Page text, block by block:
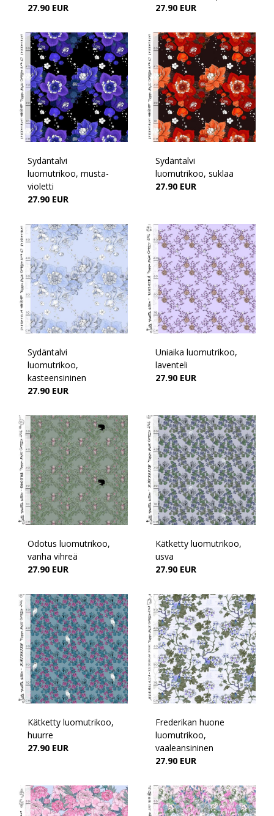
27.90 EUR
27.90 EUR
Sydäntalvi
luomutrikoo, musta-
violetti
27.90 EUR
Sydäntalvi
luomutrikoo, suklaa
27.90 EUR
Sydäntalvi
luomutrikoo,
kasteensininen
27.90 EUR
Uniaika luomutrikoo,
laventeli
27.90 EUR
Odotus luomutrikoo,
vanha vihreä
27.90 EUR
Kätketty luomutrikoo,
usva
27.90 EUR
Kätketty luomutrikoo,
huurre
27.90 EUR
Frederikan huone
luomutrikoo,
vaaleansininen
27.90 EUR